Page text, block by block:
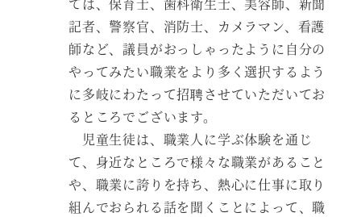
記者、警察官、消防士、カメラマン、看護
師など、議員がおっしゃったように自分の
やってみたい職業をより多く選択するよう
に多岐にわたって招聘させていただいてお
るところでございます。
児童生徒は、職業人に学ぶ体験を通じ
て、身近なところで様々な職業があること
や、職業に誇りを持ち、熱心に仕事に取り
組んでおられる話を聞くことによって、職